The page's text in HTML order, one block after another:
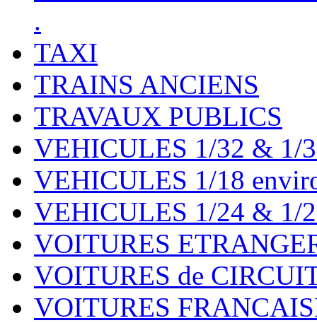
.
TAXI
TRAINS ANCIENS
TRAVAUX PUBLICS
VEHICULES 1/32 & 1/
VEHICULES 1/18
VEHICULES 1/24 & 1/
VOITURES
VOITURES de
VOITURES